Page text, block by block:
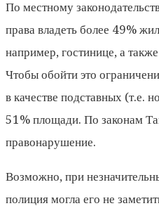
По местному
права владеть более 49%
например, гостинице, а
Чтобы обойти это
в качестве подставных (т.е.
51% площади. По законам
правонарушение.
Возможно, при
полиция могла его не